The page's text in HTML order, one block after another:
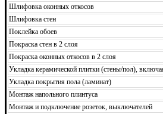
Шлифовка оконных откосов
Шлифовка стен
Поклейка обоев
Покраска стен в 2 слоя
Покраска оконных откосов в 2 слоя
Укладка керамической плитки (стены/пол),
Укладка покрытия пола (ламинат)
Монтаж напольного плинтуса
Монтаж и подключение розеток, выключателей